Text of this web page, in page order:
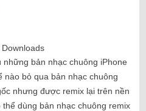
những bản nhạc chuông iPhone
nào bỏ qua bản nhạc chuông
nhưng được remix lại trên nền
dùng bản nhạc chuông remix